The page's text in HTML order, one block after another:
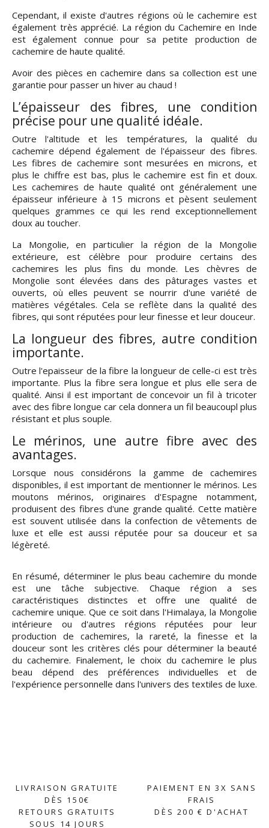
Cependant, il existe d'autres régions où le cachemire est
également très apprécié. La région du Cachemire en Inde
est également connue pour sa petite production de
cachemire de haute qualité.
Avoir des pièces en cachemire dans sa collection est une
garantie pour passer un hiver au chaud !
L’épaisseur des fibres, une condition
précise pour une qualité idéale.
Outre l'altitude et les températures, la qualité du
cachemire dépend également de l'épaisseur des fibres.
Les fibres de cachemire sont mesurées en microns, et
plus le chiffre est bas, plus le cachemire est fin et doux.
Les cachemires de haute qualité ont généralement une
épaisseur inférieure à 15 microns et pèsent seulement
quelques grammes ce qui les rend exceptionnellement
doux au toucher.
La Mongolie, en particulier la région de la Mongolie
extérieure, est célèbre pour produire certains des
cachemires les plus fins du monde. Les chèvres de
Mongolie sont élevées dans des pâturages vastes et
ouverts, où elles peuvent se nourrir d'une variété de
matières végétales. Cela se reflète dans la qualité des
fibres, qui sont réputées pour leur finesse et leur douceur.
La longueur des fibres, autre condition
importante.
Outre l'epaisseur de la fibre la longueur de celle-ci est très
importante. Plus la fibre sera longue et plus elle sera de
qualité. Ainsi il est important de concevoir un fil à tricoter
avec des fibre longue car cela donnera un fil beaucoupl plus
résistant et plus souple.
Le mérinos, une autre fibre avec des
avantages.
Lorsque nous considérons la gamme de cachemires
disponibles, il est important de mentionner le mérinos. Les
moutons mérinos, originaires d'Espagne notamment,
produisent des fibres d'une grande qualité. Cette matière
est souvent utilisée dans la confection de vêtements de
luxe et elle est aussi réputée pour sa douceur et sa
légèreté.
En résumé, déterminer le plus beau cachemire du monde
est une tâche subjective. Chaque région a ses
caractéristiques distinctes et offre une qualité de
cachemire unique. Que ce soit dans l'Himalaya, la Mongolie
intérieure ou d'autres régions réputées pour leur
production de cachemires, la rareté, la finesse et la
douceur sont les critères clés pour déterminer la beauté
du cachemire. Finalement, le choix du cachemire le plus
beau dépend des préférences individuelles et de
l'expérience personnelle dans l'univers des textiles de luxe.
LIVRAISON GRATUITE
DÈS 150€
RETOURS GRATUITS
SOUS 14 JOURS
PAIEMENT EN 3X SANS
FRAIS
DÈS 200 € D'ACHAT